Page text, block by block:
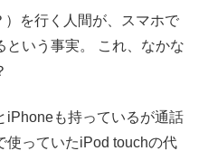
を行く人間が、スマホで
という事実。 これ、なかな
も持っているが通話
使っていたiPod touchの代